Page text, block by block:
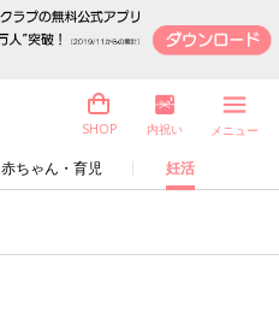
赤ちゃん・育児 妊活
SHOP 内祝い メニュー